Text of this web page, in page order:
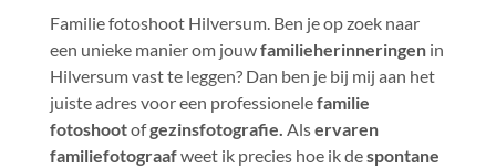
Familie fotoshoot Hilversum. Ben je op zoek naar
een unieke manier om jouwfamilieherinneringenin
Hilversum vast te leggen? Dan ben je bij mij aan het
juiste adres voor een professionelefamilie
fotoshootofgezinsfotografie. Alservaren
familiefotograafweet ik precies hoe ik despontane